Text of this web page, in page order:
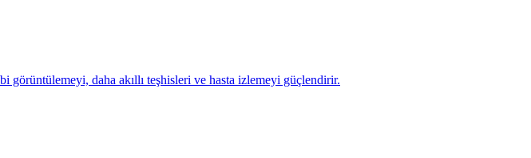
görüntülemeyi, daha akıllı teşhisleri ve hasta izlemeyi güçlendirir.